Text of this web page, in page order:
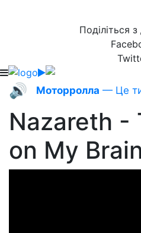
Поділіться
🔊 Моторролла — Це
Nazareth -
on My Brain